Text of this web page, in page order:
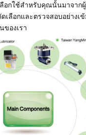
อกใช้สำหรับคุณนั้นมาจาก
เลือกและตรวจสอบอย่างเ
ของเรา